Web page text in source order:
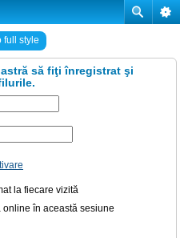
full style
să fiţi înregistrat şi
la fiecare vizită
în această sesiune